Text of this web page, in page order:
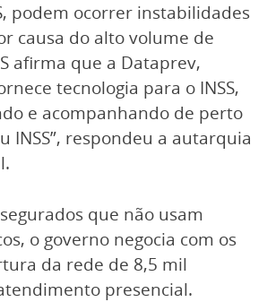
podem ocorrer instabilidades
causa do alto volume de
afirma que a Dataprev,
tecnologia para o INSS,
e acompanhando de perto
INSS”, respondeu a autarquia
que não usam
o governo negocia com os
da rede de 8,5 mil
presencial.